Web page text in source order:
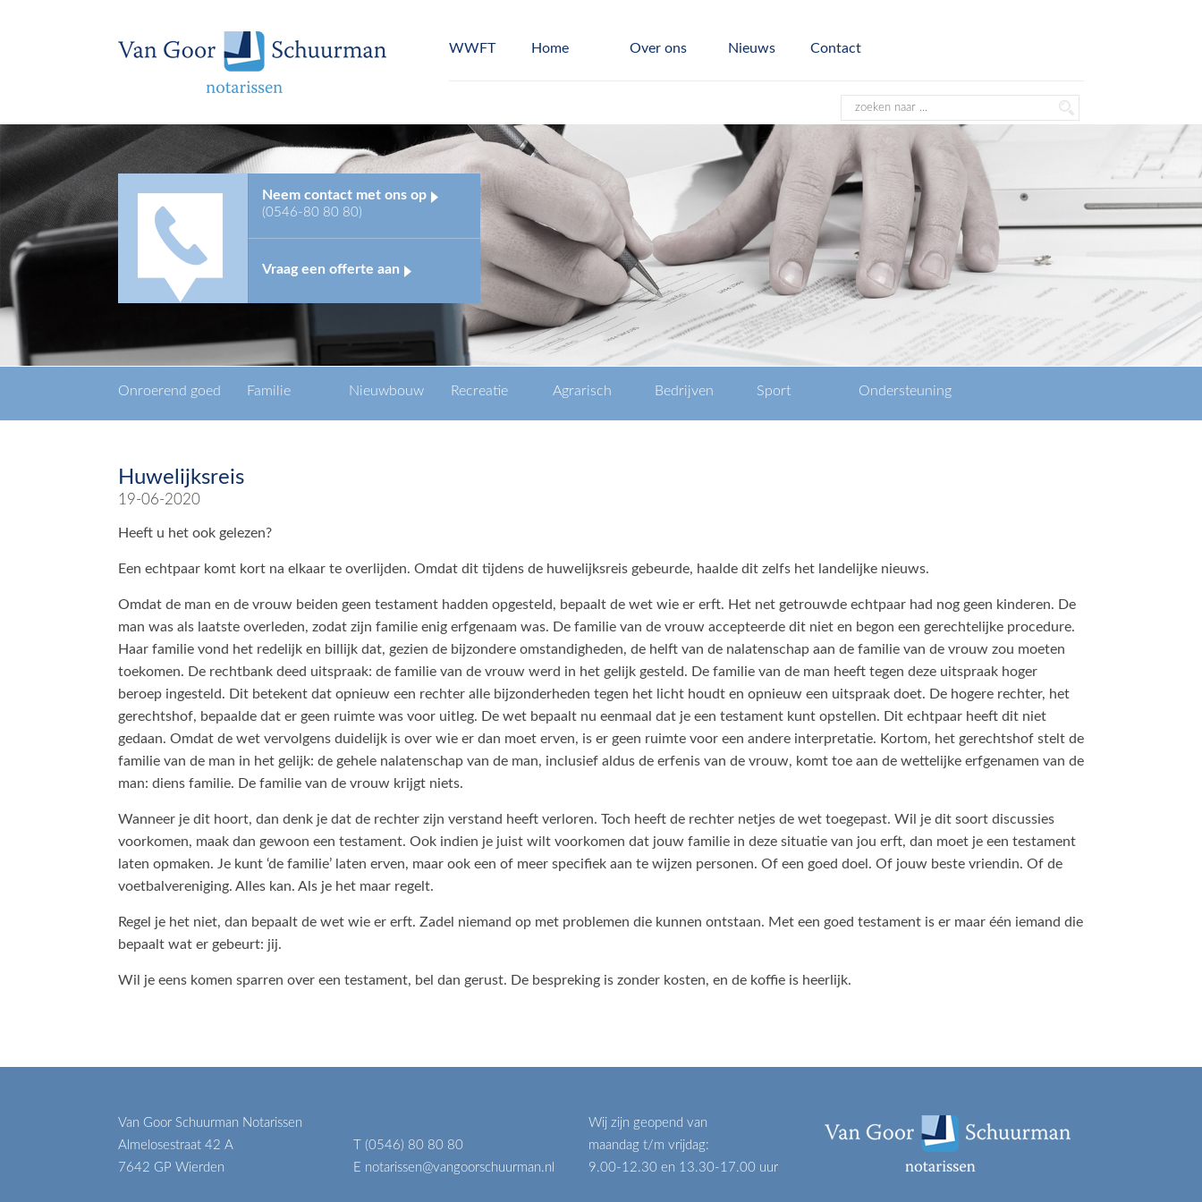
WWFT Home Over ons Nieuws Contact
Neem contact met ons op
(0546-80 80 80)
Vraag een offerte aan
Onroerend goed Familie Nieuwbouw Recreatie Agrarisch Bedrijven Sport Ondersteuning
Huwelijksreis
19-06-2020
Heeft u het ook gelezen?
Een echtpaar komt kort na elkaar te overlijden. Omdat dit tijdens de huwelijksreis gebeurde, haalde dit zelfs het landelijke nieuws.
Omdat de man en de vrouw beiden geen testament hadden opgesteld, bepaalt de wet wie er erft. Het net getrouwde echtpaar had nog geen kinderen. De
man was als laatste overleden, zodat zijn familie enig erfgenaam was. De familie van de vrouw accepteerde dit niet en begon een gerechtelijke procedure.
Haar familie vond het redelijk en billijk dat, gezien de bijzondere omstandigheden, de helft van de nalatenschap aan de familie van de vrouw zou moeten
toekomen. De rechtbank deed uitspraak: de familie van de vrouw werd in het gelijk gesteld. De familie van de man heeft tegen deze uitspraak hoger
beroep ingesteld. Dit betekent dat opnieuw een rechter alle bijzonderheden tegen het licht houdt en opnieuw een uitspraak doet. De hogere rechter, het
gerechtshof, bepaalde dat er geen ruimte was voor uitleg. De wet bepaalt nu eenmaal dat je een testament kunt opstellen. Dit echtpaar heeft dit niet
gedaan. Omdat de wet vervolgens duidelijk is over wie er dan moet erven, is er geen ruimte voor een andere interpretatie. Kortom, het gerechtshof stelt de
familie van de man in het gelijk: de gehele nalatenschap van de man, inclusief aldus de erfenis van de vrouw, komt toe aan de wettelijke erfgenamen van de
man: diens familie. De familie van de vrouw krijgt niets.
Wanneer je dit hoort, dan denk je dat de rechter zijn verstand heeft verloren. Toch heeft de rechter netjes de wet toegepast. Wil je dit soort discussies
voorkomen, maak dan gewoon een testament. Ook indien je juist wilt voorkomen dat jouw familie in deze situatie van jou erft, dan moet je een testament
laten opmaken. Je kunt ‘de familie’ laten erven, maar ook een of meer specifiek aan te wijzen personen. Of een goed doel. Of jouw beste vriendin. Of de
voetbalvereniging. Alles kan. Als je het maar regelt.
Regel je het niet, dan bepaalt de wet wie er erft. Zadel niemand op met problemen die kunnen ontstaan. Met een goed testament is er maar één iemand die
bepaalt wat er gebeurt: jij.
Wil je eens komen sparren over een testament, bel dan gerust. De bespreking is zonder kosten, en de koffie is heerlijk.
Van Goor Schuurman Notarissen
Almelosestraat 42 A
7642 GP Wierden
T (0546) 80 80 80
E notarissen@vangoorschuurman.nl
Wij zijn geopend van
maandag t/m vrijdag:
9.00-12.30 en 13.30-17.00 uur